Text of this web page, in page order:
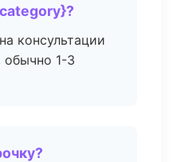
консультации
обычно 1-3